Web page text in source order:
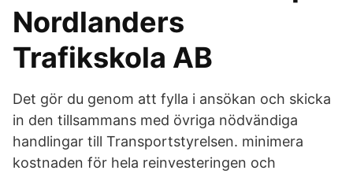
Nordlanders
Trafikskola AB
Det gör du genom att fylla i ansökan och skicka
in den tillsammans med övriga nödvändiga
handlingar till Transportstyrelsen. minimera
kostnaden för hela reinvesteringen och